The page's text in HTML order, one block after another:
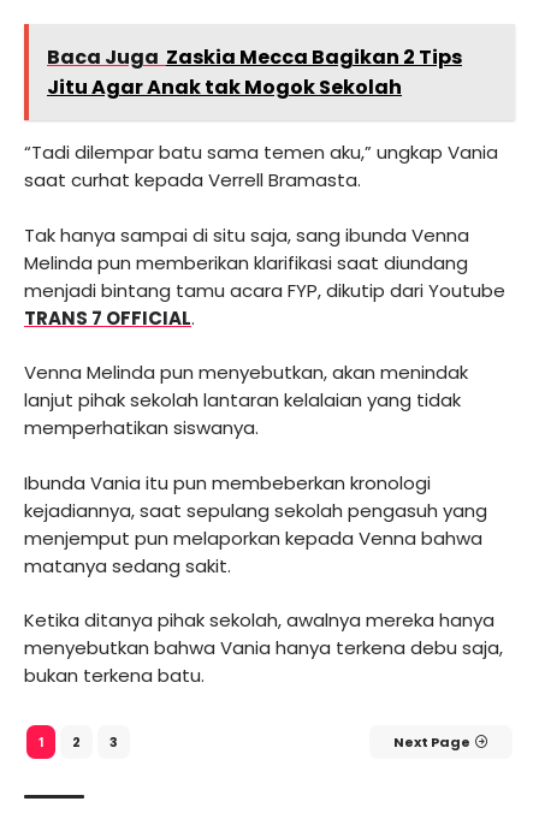
Baca Juga Zaskia Mecca Bagikan 2 Tips
Jitu Agar Anak tak Mogok Sekolah
“Tadi dilempar batu sama temen aku,” ungkap Vania
saat curhat kepada Verrell Bramasta.
Tak hanya sampai di situ saja, sang ibunda Venna
Melinda pun memberikan klarifikasi saat diundang
menjadi bintang tamu acara FYP, dikutip dari Youtube
TRANS 7 OFFICIAL.
Venna Melinda pun menyebutkan, akan menindak
lanjut pihak sekolah lantaran kelalaian yang tidak
memperhatikan siswanya.
Ibunda Vania itu pun membeberkan kronologi
kejadiannya, saat sepulang sekolah pengasuh yang
menjemput pun melaporkan kepada Venna bahwa
matanya sedang sakit.
Ketika ditanya pihak sekolah, awalnya mereka hanya
menyebutkan bahwa Vania hanya terkena debu saja,
bukan terkena batu.
1 2 3 Next Page